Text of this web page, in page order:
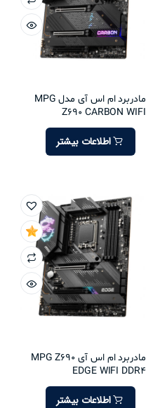
مادربرد ام اس آی مدل MPG
Z690 CARBON WIFI
اطلاعات بیشتر
مادربرد ام اس آی MPG Z690
EDGE WIFI DDR4
اطلاعات بیشتر